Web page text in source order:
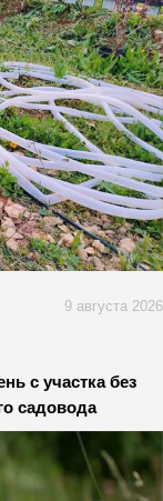
9 августа 2026
с участка без
садовода